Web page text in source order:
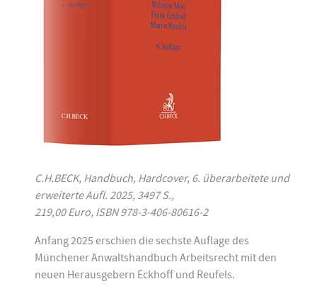
C.H.BECK, Handbuch, Hardcover, 6. überarbeitete und
erweiterte Aufl. 2025, 3497 S.,
219,00 Euro, ISBN 978-3-406-80616-2
Anfang 2025 erschien die sechste Auflage des
Münchener Anwaltshandbuch Arbeitsrecht mit den
neuen Herausgebern Eckhoff und Reufels.